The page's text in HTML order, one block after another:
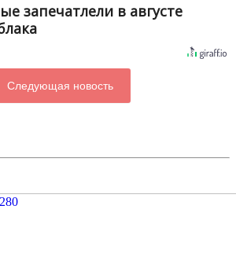
запечатлели в августе
Следующая новость